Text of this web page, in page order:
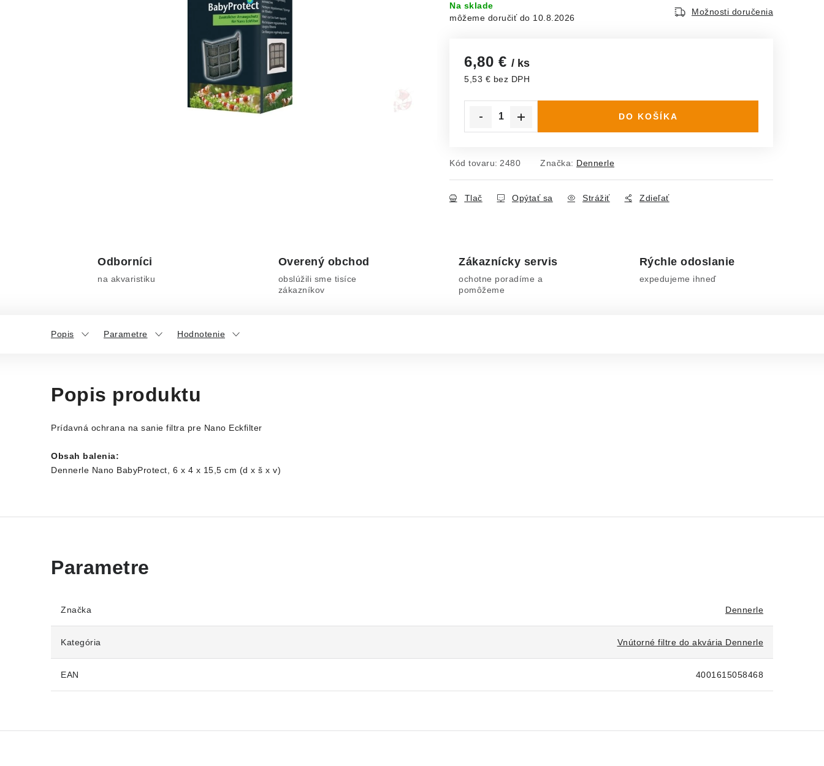
Na sklade
10.8.2026
Možnosti doručenia
6,80 € / ks
5,53 € bez DPH
DO KOŠÍKA
Kód tovaru: 2480 Značka: Dennerle
Tlač Opýtať sa Strážiť Zdieľať
Odborníci
na akvaristiku
Overený obchod
obslúžili sme tisíce
zákazníkov
Zákaznícky servis
ochotne poradíme a
pomôžeme
Rýchle odoslanie
expedujeme ihneď
Popis Parametre Hodnotenie
Popis produktu
Prídavná ochrana na sanie filtra pre Nano Eckfilter
Obsah balenia:
Dennerle Nano BabyProtect, 6 x 4 x 15,5 cm (d x š x v)
Značka Dennerle
Kategória Vnútorné filtre do akvária Dennerle
EAN 4001615058468